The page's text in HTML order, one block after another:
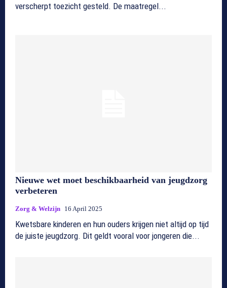
verscherpt toezicht gesteld. De maatregel...
Nieuwe wet moet beschikbaarheid van jeugdzorg
verbeteren
Zorg & Welzijn 16 April 2025
Kwetsbare kinderen en hun ouders krijgen niet altijd op tijd
de juiste jeugdzorg. Dit geldt vooral voor jongeren die...